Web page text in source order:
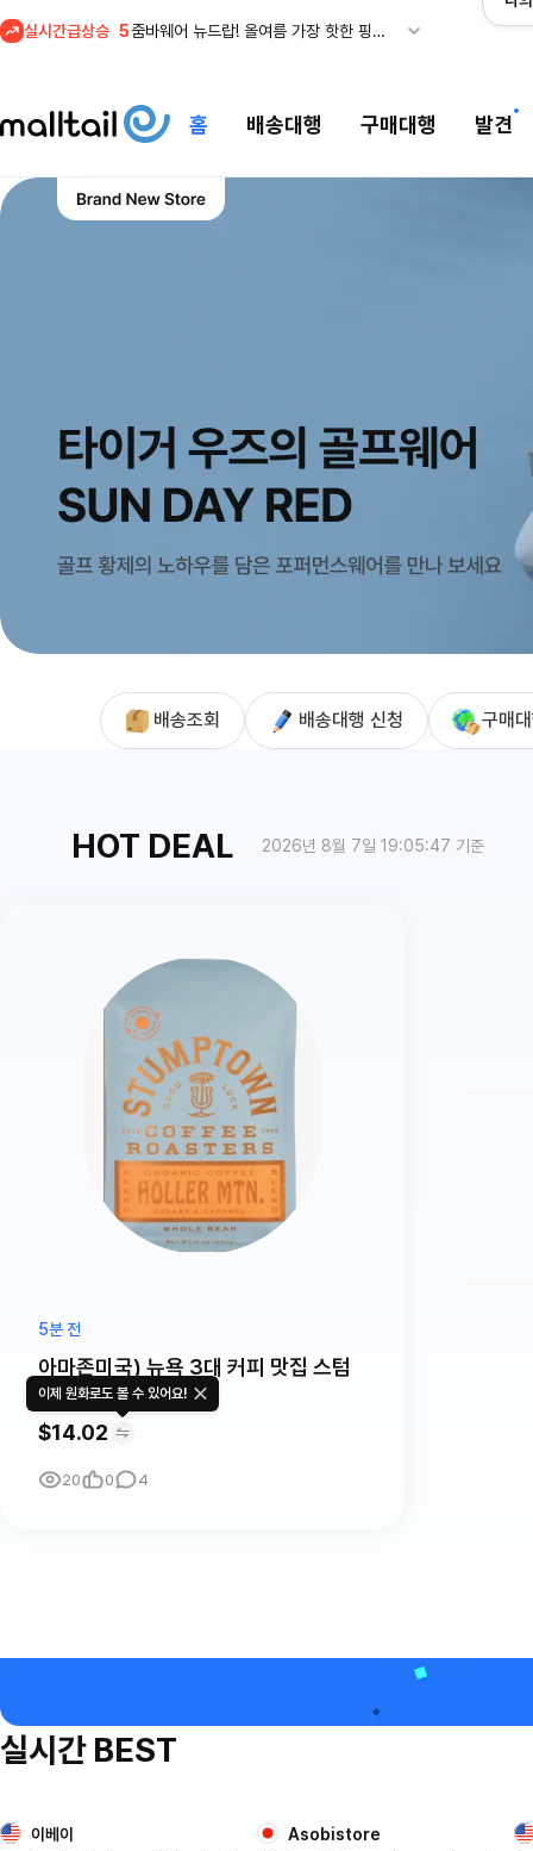
실시간급상승 5
줌바웨어 뉴드랍! 올여름 가장 핫한 핑크 컬렉션 런칭
홈 배송대행 구매대행 발견
배송조회 배송대행 신청 구매
HOT DEAL 2026년 8월 7일 19:05:47 기준
5분 전
아마존미국) 뉴욕 3대 커피 맛집 스텀
프타운커피!!
$14.02
이제 원화로도 볼 수 있어요!
20 0 4
실시간 BEST
1
이베이
2
Asobistore